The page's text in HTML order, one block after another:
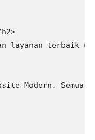
layanan terbaik
Modern. Semua